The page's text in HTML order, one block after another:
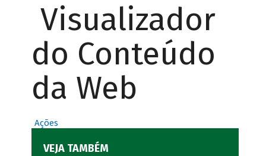
Visualizador
do Conteúdo
da Web
Ações
VEJA TAMBÉM